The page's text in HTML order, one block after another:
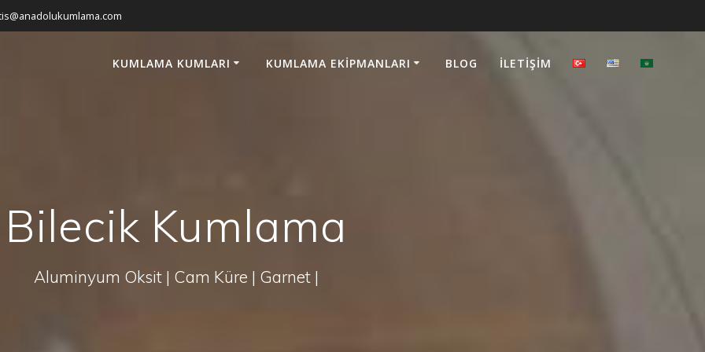
KUMLAMA KUMLARI KUMLAMA EKIPMANLARI BLOG İLETIŞIM
Bilecik Kumlama
Aluminyum Oksit | Cam Küre | Garnet |